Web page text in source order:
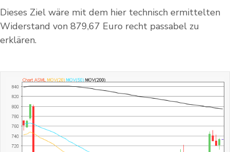
Dieses Ziel wäre mit dem hier technisch ermittelten
Widerstand von 879,67 Euro recht passabel zu
erklären.